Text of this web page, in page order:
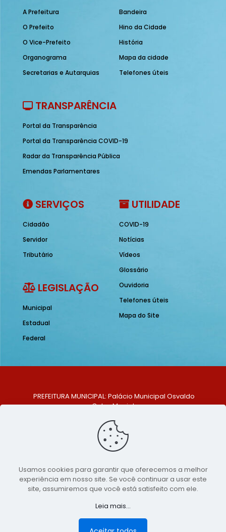
A Prefeitura
O Prefeito
O Vice-Prefeito
Organograma
Secretarias e Autarquias
Bandeira
Hino da Cidade
História
Mapa da cidade
Telefones úteis
TRANSPARÊNCIA
Portal da Transparência
Portal da Transparência COVID-19
Radar da Transparência Pública
Emendas Parlamentares
SERVIÇOS
Cidadão
Servidor
Tributário
LEGISLAÇÃO
Municipal
Estadual
Federal
UTILIDADE
COVID-19
Notícias
Vídeos
Glossário
Ouvidoria
Telefones úteis
Mapa do Site
PREFEITURA MUNICIPAL: Palácio Municipal Osvaldo
Celso Maciel
Centro, São Bento do Una - PE. CEP: 553370-128
TELEFONE: (81) 99548-1569
E-MAIL: ouvidoria@saobentodouna.pe.gov.br
Copyright 2021-2026 - Assessoria de Comunicação da
Prefeitura de São Bento do Una - PE
publicidadeLumusWeb - Agência Digital
Usamos cookies para garantir que oferecemos a melhor
experiência em nosso site. Se você continuar a usar este
site, assumiremos que você está satisfeito com ele.
Leia mais...